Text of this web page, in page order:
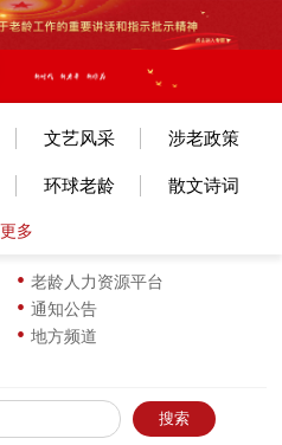
文艺风采 涉老政策
环球老龄 散文诗词
小说传记
服饰服装
更多
老龄人力资源平台
通知公告
地方频道